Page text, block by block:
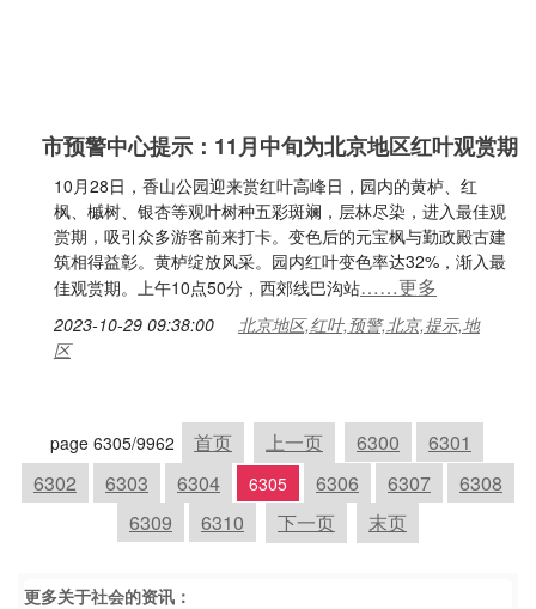
市预警中心提示：11月中旬为北京地区红叶观赏期
10月28日，香山公园迎来赏红叶高峰日，园内的黄栌、红
枫、槭树、银杏等观叶树种五彩斑斓，层林尽染，进入最佳观
赏期，吸引众多游客前来打卡。变色后的元宝枫与勤政殿古建
筑相得益彰。黄栌绽放风采。园内红叶变色率达32%，渐入最
佳观赏期。上午10点50分，西郊线巴沟站……更多
2023-10-29 09:38:00
北京地区,红叶,预警,北京,提示,地
区
page 6305/9962 首页 上一页 6300
6301
6302
6303 6304 6305 6306 6307
6308
6309
6310 下一页 末页
更多关于社会的资讯：